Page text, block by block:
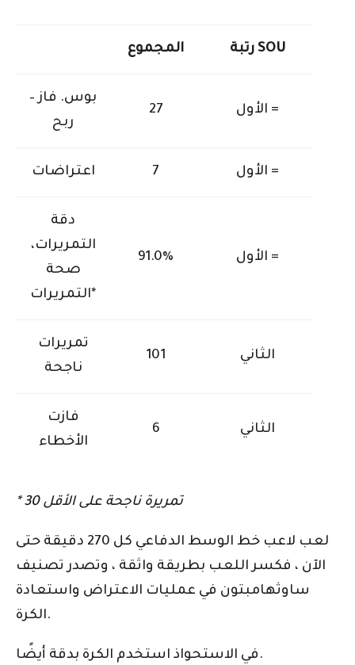
المجموع رتبة SOU
بوس. فاز –
ربح
27 الأول =
اعتراضات 7 الأول =
دقة
التمريرات،
صحة
التمريرات*
91.0٪ الأول =
تمريرات
ناجحة
101 الثاني
فازت
الأخطاء
6 الثاني
* 30 تمريرة ناجحة على الأقل
لعب لاعب خط الوسط الدفاعي كل 270 دقيقة حتى
الآن ، فكسر اللعب بطريقة واثقة ، وتصدر تصنيف
ساوثهامبتون في عمليات الاعتراض واستعادة
الكرة.
في الاستحواذ استخدم الكرة بدقة أيضًا.